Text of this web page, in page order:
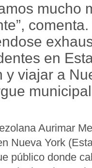
mucho
en
y viajar a
Aurimar
Nueva York
público donde